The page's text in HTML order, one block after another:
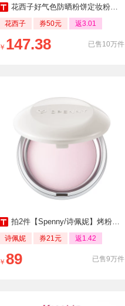
花西子好气色防晒粉饼定妆粉防水防汗不脱妆
花西子 券50元 返3.01
已售10万件
￥ 147.38
拍2件【Spenny/诗佩妮】烤粉柔纱粉饼
诗佩妮 券21元 返1.42
已售9万件
￥ 89